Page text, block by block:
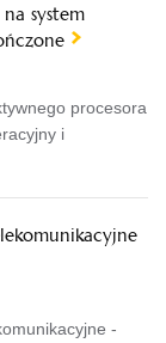
system
procesora
i
-